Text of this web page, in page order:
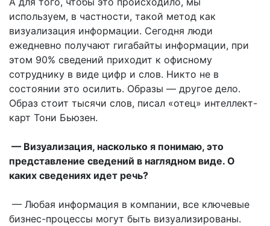
используем, в частности, такой метод как
визуализация информации. Сегодня люди
ежедневно получают гигабайты информации, при
этом 90% сведений приходит к офисному
сотруднику в виде цифр и слов. Никто не в
состоянии это осилить. Образы — другое дело.
Образ стоит тысячи слов, писал «отец» интеллект-
карт Тони Бьюзен.
— Визуализация, насколько я понимаю, это
представление сведений в наглядном виде. О
каких сведениях идет речь?
— Любая информация в компании, все ключевые
бизнес-процессы могут быть визуализированы.